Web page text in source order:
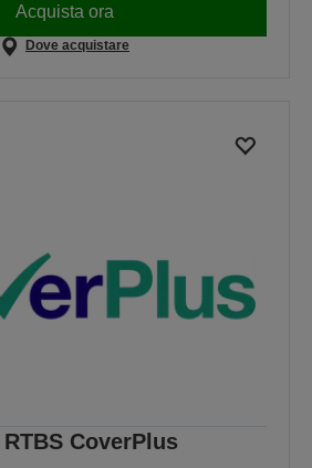
Acquista ora
Dove acquistare
CoverPlus